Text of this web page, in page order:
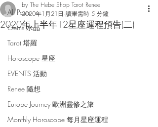
All Posts
Gems 水晶
Tarot 塔羅
Horoscope 星座
EVENTS 活動
Renee 隨想
Europe Journey 歐洲靈修之旅
Monthly Horoscope 每月星座運程
2020年上半年12星座運程預告(二)
by The Hebe Shop Tarot Renee
2020年1月21日 讀畢需時 5 分鐘